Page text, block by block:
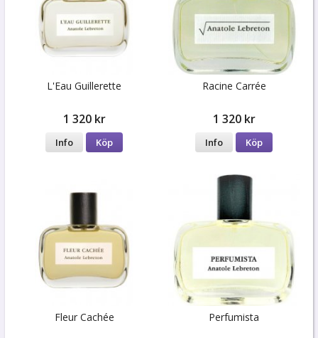
L'Eau Guillerette
1 320 kr
Info Köp
Racine Carrée
1 320 kr
Info Köp
Fleur Cachée Perfumista